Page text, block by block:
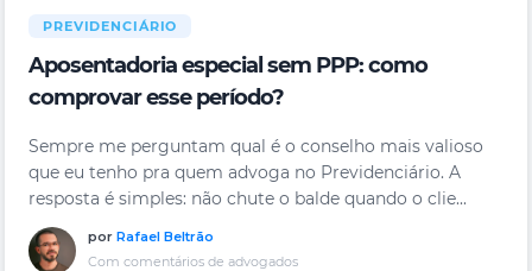
PREVIDENCIÁRIO
Aposentadoria especial sem PPP: como
comprovar esse período?
Sempre me perguntam qual é o conselho mais valioso
que eu tenho pra quem advoga no Previdenciário. A
resposta é simples: não chute o balde quando o clie...
por Rafael Beltrão
Com comentários de advogados